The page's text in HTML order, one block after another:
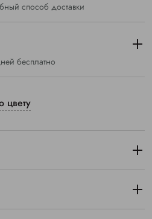
способ доставки
бесплатно
цвету